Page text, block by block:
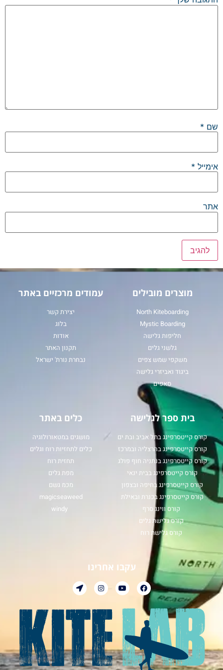
שם *
אימייל *
אתר
מוצרים מובילים
North Kiteboarding
Mystic Boarding
חליפות גלישה
גלשני גלים
משקפי שמש צפים
ביגוד ואביזרי גלישה
סאפים
עמודים מרכזיים באתר
יצירת קשר
בלוג
אודות
תקנון האתר
נבחרת נורת' ישראל
בית ספר לגלישה
קורס קייטסרפינג בתל אביב ובת ים
קורס קייטסרפינג בהרצליה ובמרכז
קורס קייטסרפינג בנתניה חוף פולג
קורס קייטסרפינג בבית ינאי
קורס קייטסרפינג בחיפה ובצפון
קורס קייטסרפינג בכנרת ובאילת
קורס ווינג סרף
קורס גלישת גלים
קורס גלישת רוח
כלים באתר
מושגים במטאורולוגיה
כלים לתחזיות רוח וגלים
תחזית רוח
מפת גלים
מכמ גשם
magicseaweed
windy
עקבו אחרינו